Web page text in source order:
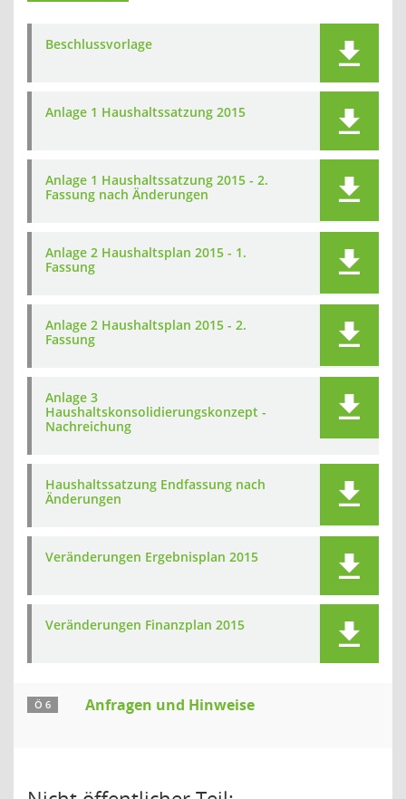
Beschlussvorlage
Anlage 1 Haushaltssatzung 2015
Anlage 1 Haushaltssatzung 2015 - 2.
Fassung nach Änderungen
Anlage 2 Haushaltsplan 2015 - 1.
Fassung
Anlage 2 Haushaltsplan 2015 - 2.
Fassung
Anlage 3
Haushaltskonsolidierungskonzept -
Nachreichung
Haushaltssatzung Endfassung nach
Änderungen
Veränderungen Ergebnisplan 2015
Veränderungen Finanzplan 2015
Ö 6 Anfragen und Hinweise